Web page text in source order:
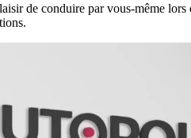
de conduire par vous-même lors